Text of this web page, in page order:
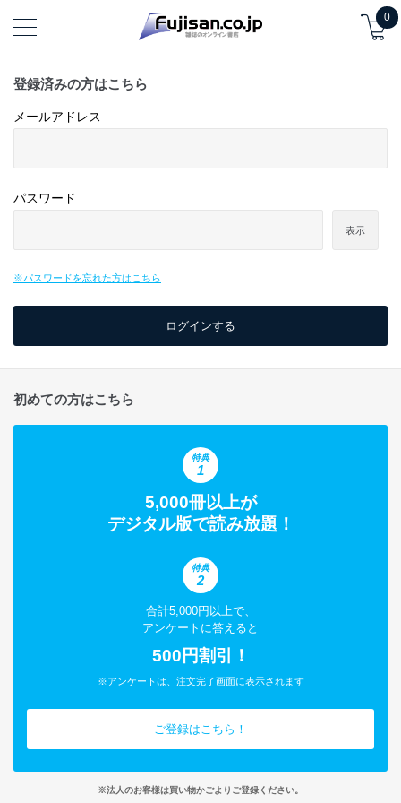
0
登録済みの方はこちら
メールアドレス
パスワード
表示
※パスワードを忘れた方はこちら
初めての方はこちら
特典
1
5,000冊以上が
デジタル版で読み放題！
特典
2
合計5,000円以上で、
アンケートに答えると
500円割引！
※アンケートは、注文完了画面に表示されます
ご登録はこちら！
※法人のお客様は買い物かごよりご登録ください。